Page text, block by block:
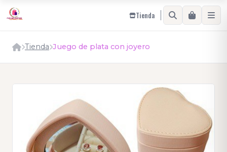
Tienda
Tienda Juego de plata con joyero